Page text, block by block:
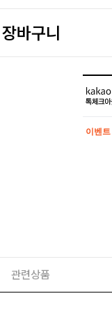
장바구니
이벤트
관련상품